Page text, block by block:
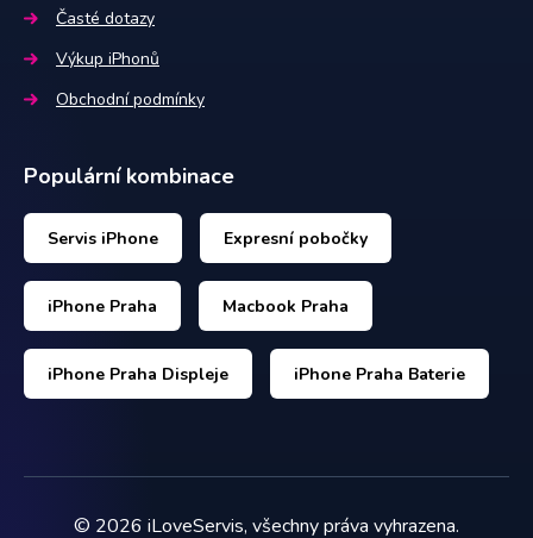
Časté dotazy
Výkup iPhonů
Obchodní podmínky
Populární kombinace
Servis iPhone Expresní pobočky
iPhone Praha Macbook Praha
iPhone Praha Displeje iPhone Praha Baterie
© 2026 iLoveServis, všechny práva vyhrazena.